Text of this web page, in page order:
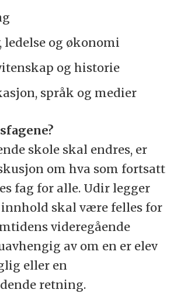
og økonomi
og historie
språk og medier
skole skal endres, er
om hva som fortsatt
fag for alle. Udir legger
skal være felles for
videregående
av om en er elev
eller en
retning.